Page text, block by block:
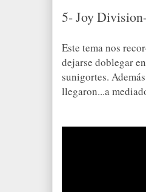
5- Joy
Este tema nos
dejarse doblegar
sunigortes.
llegaron...a